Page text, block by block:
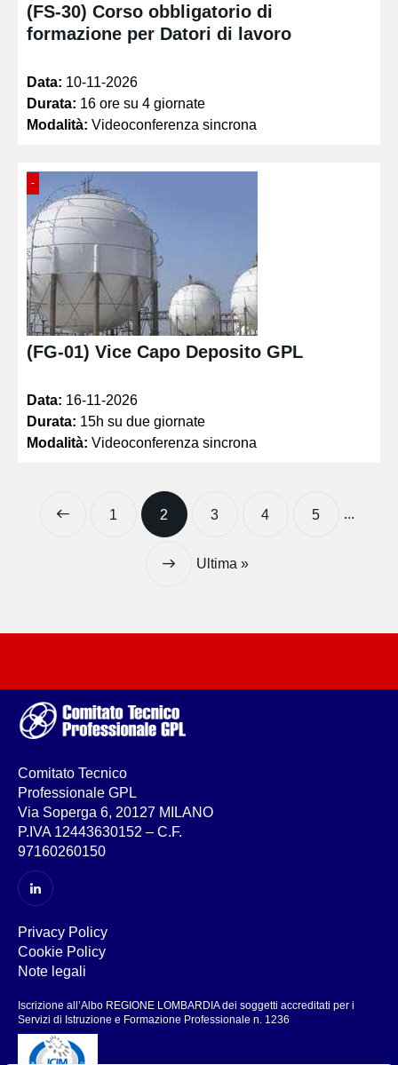
(FS-30) Corso obbligatorio di
formazione per Datori di lavoro
Data: 10-11-2026
Durata: 16 ore su 4 giornate
Modalità: Videoconferenza sincrona
-
(FG-01) Vice Capo Deposito GPL
Data: 16-11-2026
Durata: 15h su due giornate
Modalità: Videoconferenza sincrona
1 2 3 4 5 ...
Ultima »
Comitato Tecnico
Professionale GPL
Via Soperga 6, 20127 MILANO
P.IVA 12443630152 – C.F.
97160260150
Privacy Policy
Cookie Policy
Note legali
Iscrizione all’Albo REGIONE LOMBARDIA dei soggetti accreditati per i
Servizi di Istruzione e Formazione Professionale n. 1236